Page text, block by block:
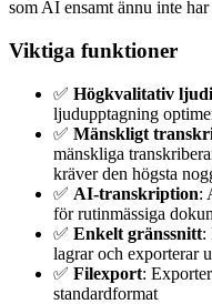
som AI ensamt ännu inte
Viktiga funktioner
✅ Högkvalitativ
ljudupptagning
✅ Mänskligt
mänskliga
kräver den högsta
✅ AI-transkription:
för rutinmässiga
✅ Enkelt gränssnitt:
lagrar och exporterar
✅ Filexport:
standardformat